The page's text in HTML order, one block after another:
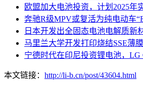
欧盟加大电池投资，计划2025年
奔驰R级MPV或复活为纯电动车
日本开发出全固态电池电解质新
马里兰大学开发打印烧结SSE薄
宁德时代在印尼投资锂电池，LG
本文链接： http://li-b.cn/post/43604.html